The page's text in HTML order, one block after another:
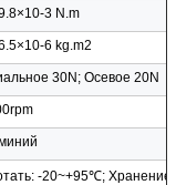
3 N.m
6 kg.m2
30N; Осевое 20N
-20~+95℃;